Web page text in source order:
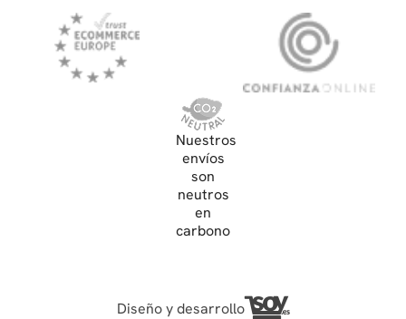
Nuestros
envíos
son
neutros
en
carbono
Diseño y desarrollo